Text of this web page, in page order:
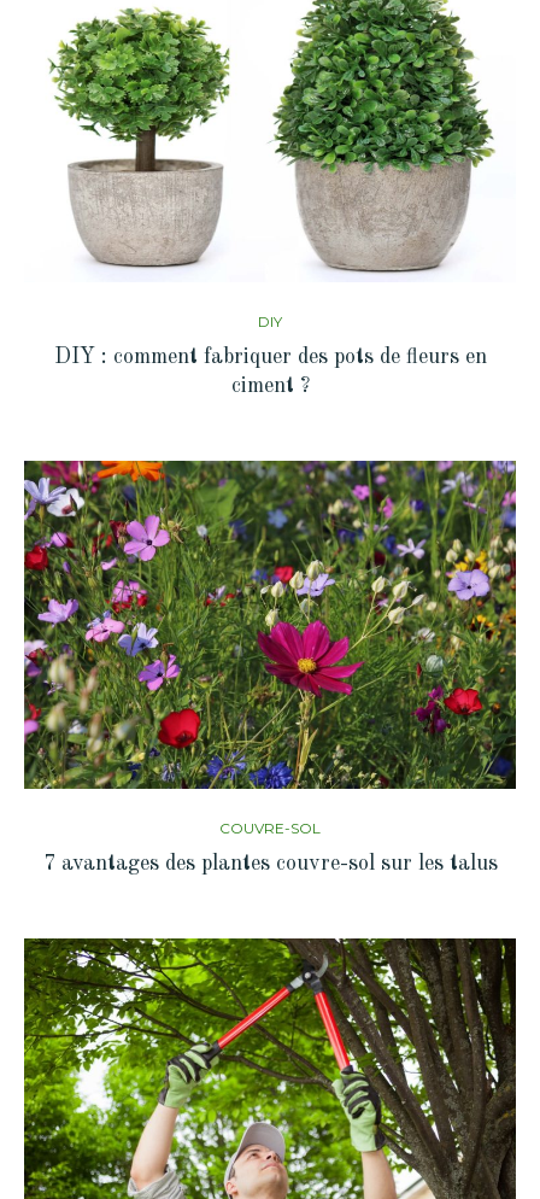
DIY
DIY : comment fabriquer des pots de fleurs en
ciment ?
COUVRE-SOL
7 avantages des plantes couvre-sol sur les talus